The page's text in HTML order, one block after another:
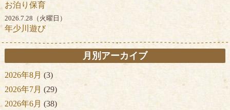
お泊り保育
2026.7.28（火曜日）
年少川遊び
月別アーカイブ
2026年8月 (3)
2026年7月 (29)
2026年6月 (38)